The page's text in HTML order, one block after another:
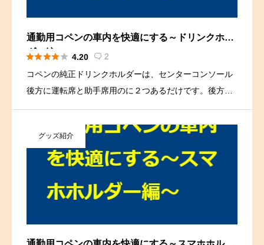
通勤用コペンの車内を快適にする～ドリンクホル
ダー編～
 4.20  2
コペンの純正ドリンクホルダーは、センターコンソール
後方に運転席と助手席用のに２つあるだけです。後方に
することで、移動中に気軽にドリンクを飲むことがで
き、かつ、純正ドリンク […]
グッズ紹介